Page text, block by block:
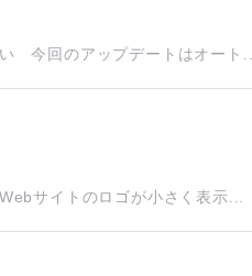
今回のアップデートはオート...
サイトのロゴが小さく表示...